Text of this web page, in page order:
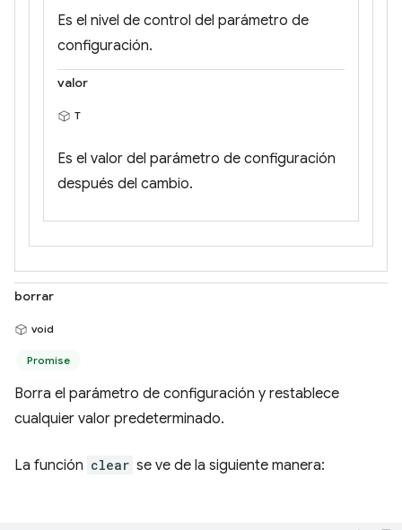
Es el nivel de control del parámetro de
configuración.
valor
T
Es el valor del parámetro de configuración
después del cambio.
borrar
void
Promise
Borra el parámetro de configuración y restablece
cualquier valor predeterminado.
La función clear se ve de la siguiente manera: